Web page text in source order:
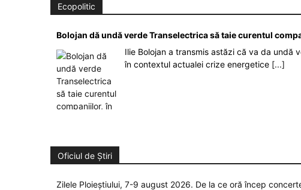
Ecopolitic
Bolojan dă undă verde Transelectrica să taie curentul
Ilie Bolojan a transmis astăzi că va da undă
în contextul actualei crize energetice [...]
Oficiul de Știri
Zilele Ploieștiului, 7-9 august 2026. De la ce oră încep